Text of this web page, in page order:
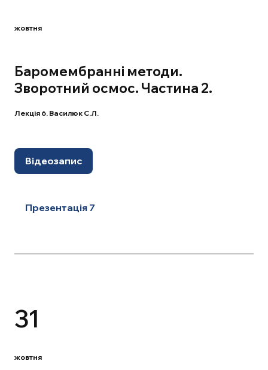
жовтня
Баромембранні методи.
Зворотний осмос. Частина 2.
Лекція 6. Василюк С.Л.
Відеозапис
Презентація 7
31
жовтня